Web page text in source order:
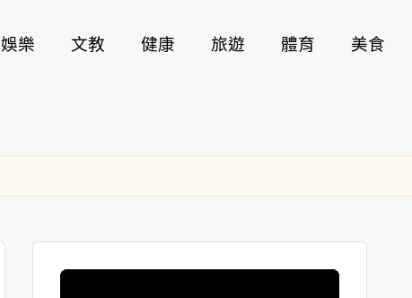
娛樂 文教 健康 旅遊 體育 美食